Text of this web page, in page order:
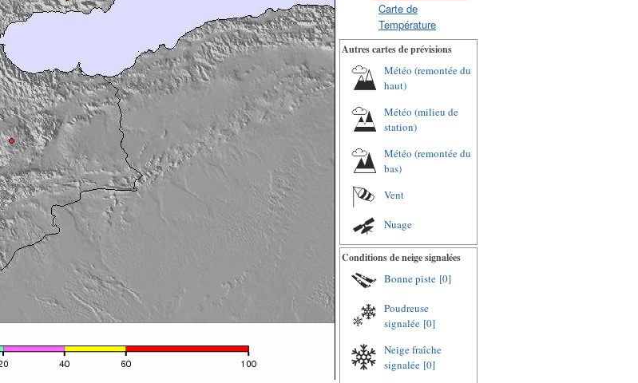
Carte de
Température
Autres cartes de prévisions
Météo (remontée du
haut)
Météo (milieu de
station)
Météo (remontée du
bas)
Vent
Nuage
Conditions de neige signalées
Bonne piste [0]
Poudreuse
signalée [0]
Neige fraîche
signalée [0]